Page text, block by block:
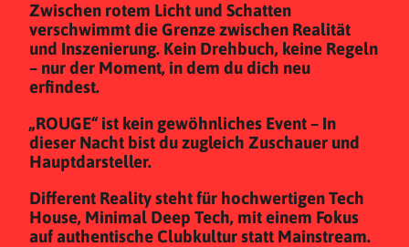
Zwischen rotem Licht und Schatten
verschwimmt die Grenze zwischen Realität
und Inszenierung. Kein Drehbuch, keine Regeln
– nur der Moment, in dem du dich neu
erfindest.
„ROUGE“ ist kein gewöhnliches Event – In
dieser Nacht bist du zugleich Zuschauer und
Hauptdarsteller.
Different Reality steht für hochwertigen Tech
House, Minimal Deep Tech, mit einem Fokus
auf authentische Clubkultur statt Mainstream.